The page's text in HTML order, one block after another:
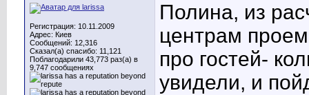
Регистрация: 10.11.2009
Адрес: Киев
Сообщений: 12,316
Сказал(а) спасибо: 11,121
Поблагодарили 43,773 раз(а) в
9,747 сообщениях
Полина, из
центрам
про гостей-
увидели, и